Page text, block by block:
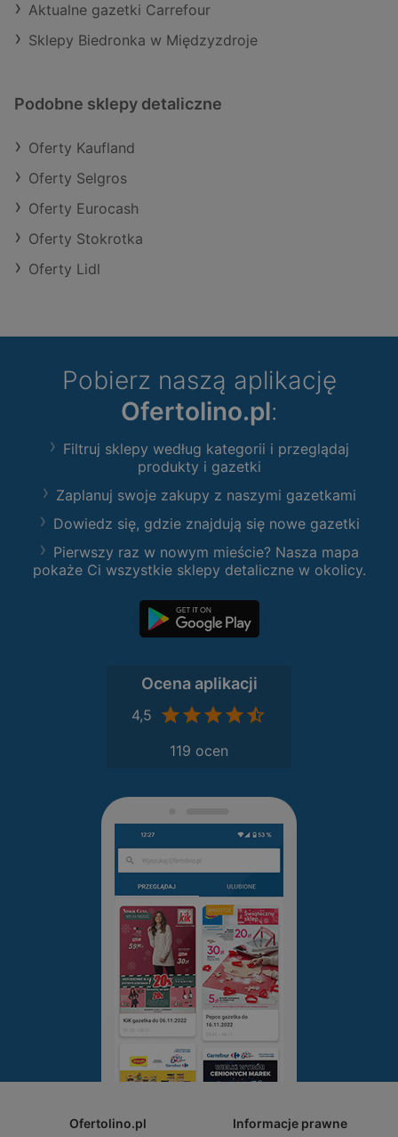
Aktualne gazetki Carrefour
Sklepy Biedronka w Międzyzdroje
Podobne sklepy detaliczne
Oferty Kaufland
Oferty Selgros
Oferty Eurocash
Oferty Stokrotka
Oferty Lidl
Pobierz naszą aplikację
Ofertolino.pl:
Filtruj sklepy według kategorii i przeglądaj
produkty i gazetki
Zaplanuj swoje zakupy z naszymi gazetkami
Dowiedz się, gdzie znajdują się nowe gazetki
Pierwszy raz w nowym mieście? Nasza mapa
pokaże Ci wszystkie sklepy detaliczne w okolicy.
Ocena aplikacji
4,5
119 ocen
Ofertolino.pl Informacje prawne